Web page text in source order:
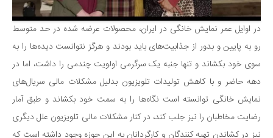
زمین و محیط زیست
خودرو
سرگرمی
دانستنی‌ها
بازی
طنز
در اوایل عمر نمایش خانگی در ایران، محصولات عرضه شده در حد متوسط
رو به پایین و بدور از جذابیت‌های باید بودند و هرگز نتوانست دیده‌ها را به
سوی خود بکشاند و تنها جنبه یک سرگرمی اولویت چندمی را داشت، اما در
دهه حاضر و با کاهش تولیدات تلویزیون بدلیل مشکلات مالی سریال‌های
نمایش خانگی توانسته‌ است نگاه‌ها را به سمت خود بکشاند و طبق آمار
رضایت مخاطبان را نیز جلب کند، در کنار مشکلات مالی تلویزیون علل دیگری
نیز در کشاندن تهیه کنندگان و کارگردانان به این حوزه وجود داشته است که